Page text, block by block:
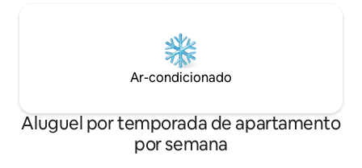
Ar-condicionado
Aluguel por temporada de apartamento
por semana